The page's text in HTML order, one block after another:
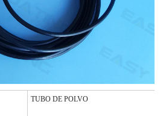
TUBO DE POLVO